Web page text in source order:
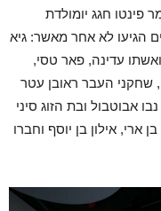
חגג יומולדת
הגיעו לא אחר מאשר: גיא
עדינה, פאר טסי,
שחקני העבר ראובן עטר
אבוטבול ובת הזוג סיני
ארי, אילון בן יוסף וחברו